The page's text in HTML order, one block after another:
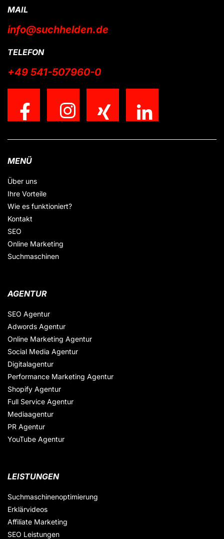
MAIL
info@suchhelden.de
TELEFON
+49 541-507960-0
MENÜ
Über uns
Ihre Vorteile
Wie es funktioniert?
Kontakt
SEO
Online Marketing
Suchmaschinen
AGENTUR
SEO Agentur
Adwords Agentur
Online Marketing Agentur
Social Media Agentur
Digitalagentur
Performance Marketing Agentur
Shopify Agentur
Full Service Agentur
Mediaagentur
PR Agentur
YouTube Agentur
LEISTUNGEN
Suchmaschinenoptimierung
Erklärvideos
Affiliate Marketing
SEO Leistungen